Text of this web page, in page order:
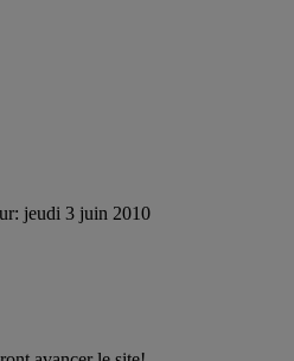
jeudi 3 juin 2010